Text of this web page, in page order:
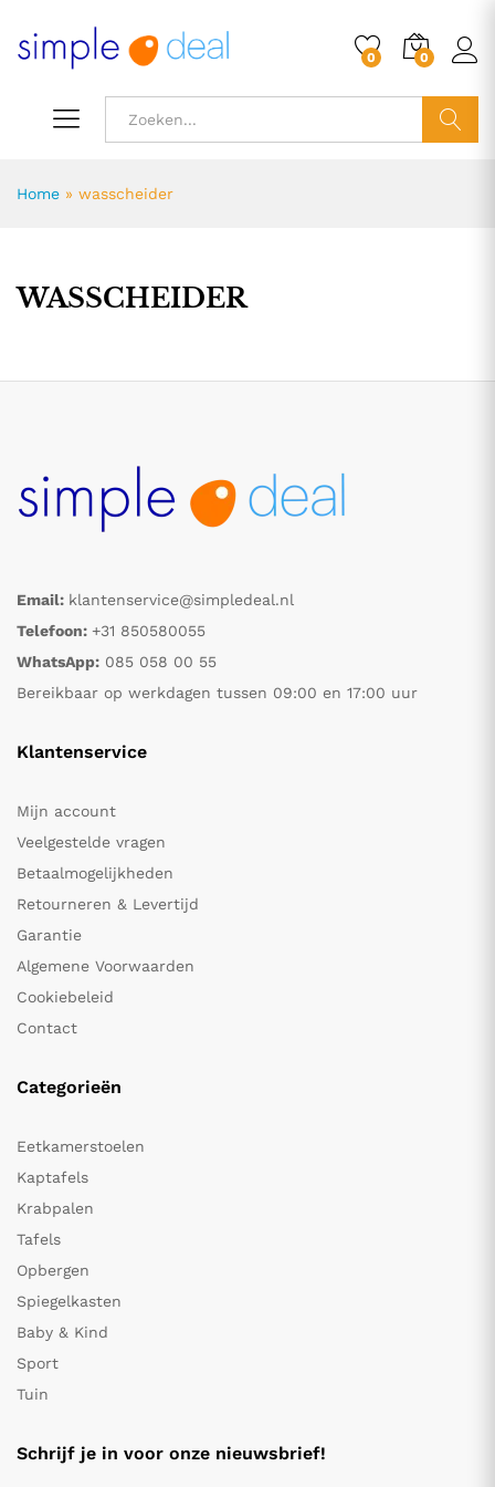
0 0
Home » wasscheider
WASSCHEIDER
Email: klantenservice@simpledeal.nl
Telefoon: +31 850580055
WhatsApp: 085 058 00 55
Bereikbaar op werkdagen tussen 09:00 en 17:00 uur
Klantenservice
Mijn account
Veelgestelde vragen
Betaalmogelijkheden
Retourneren & Levertijd
Garantie
Algemene Voorwaarden
Cookiebeleid
Contact
Categorieën
Eetkamerstoelen
Kaptafels
Krabpalen
Tafels
Opbergen
Spiegelkasten
Baby & Kind
Sport
Tuin
Schrijf je in voor onze nieuwsbrief!